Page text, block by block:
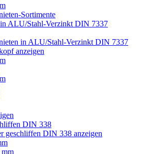
Sortimente
ALU/Stahl-Verzinkt DIN 7337
in ALU/Stahl-Verzinkt DIN 7337
anzeigen
DIN 338
geschliffen DIN 338 anzeigen